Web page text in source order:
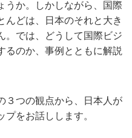
うか。しかしながら、国際
んどは、日本のそれと大き
。では、どうして国際ビジ
るのか、事例とともに解説
３つの観点から、日本人が
をお話しします。